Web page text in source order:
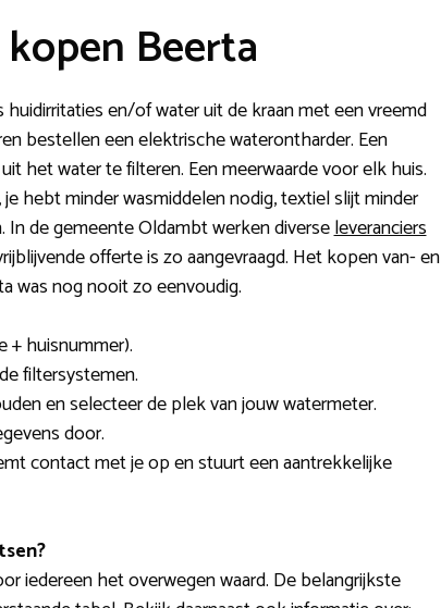
Beerta
en/of water uit de kraan met een vreemd
bestellen een elektrische waterontharder. Een
het water te filteren. Een meerwaarde voor elk huis.
hebt minder wasmiddelen nodig, textiel slijt minder
de gemeente Oldambt werken diverseleveranciers
offerte is zo aangevraagd. Het kopen van- en
was nog nooit zo eenvoudig.
+ huisnummer).
filtersystemen.
en selecteer de plek van jouw watermeter.
door.
contact met je op en stuurt een aantrekkelijke
iedereen het overwegen waard. De belangrijkste